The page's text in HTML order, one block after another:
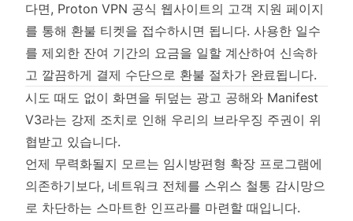
다면, Proton VPN 공식 웹사이트의 고객 지원 페이지
를 통해 환불 티켓을 접수하시면 됩니다. 사용한 일수
를 제외한 잔여 기간의 요금을 일할 계산하여 신속하
고 깔끔하게 결제 수단으로 환불 절차가 완료됩니다.
시도 때도 없이 화면을 뒤덮는 광고 공해와 Manifest
V3라는 강제 조치로 인해 우리의 브라우징 주권이 위
협받고 있습니다.
언제 무력화될지 모르는 임시방편형 확장 프로그램에
의존하기보다, 네트워크 전체를 스위스 철통 감시망으
로 차단하는 스마트한 인프라를 마련할 때입니다.